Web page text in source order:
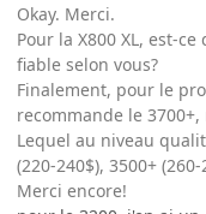
Okay. Merci.
Pour la X800 XL, est-
fiable selon vous?
Finalement, pour le
recommande le
Lequel au niveau
(220-240$), 3500+
Merci encore!